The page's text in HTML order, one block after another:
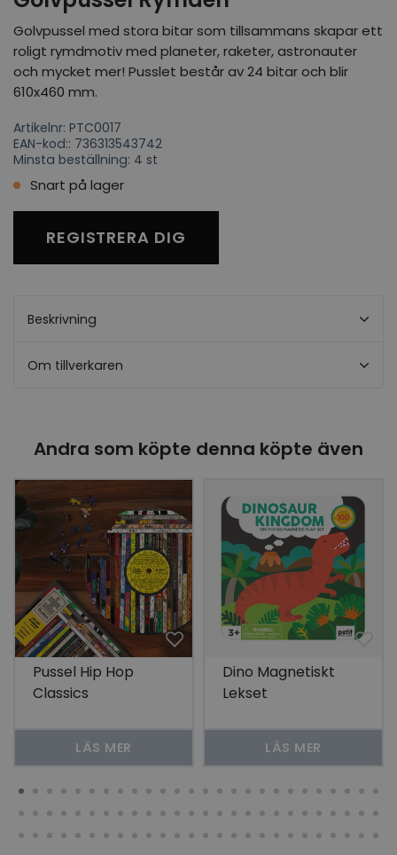
Golvpussel med stora bitar som tillsammans skapar ett
roligt rymdmotiv med planeter, raketer, astronauter
och mycket mer! Pusslet består av 24 bitar och blir
610x460 mm.
Artikelnr: PTC0017
EAN-kod:: 736313543742
Minsta beställning: 4 st
Snart på lager
REGISTRERA DIG
Beskrivning
Om tillverkaren
Andra som köpte denna köpte även
Pussel Hip Hop
Classics
LÄS MER
Dino Magnetiskt
Lekset
LÄS MER